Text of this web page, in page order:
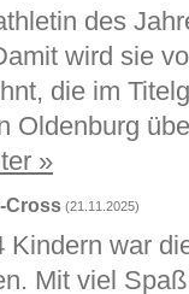
des
wird sie
die im
Oldenburg
»
Cross (21.11.2025)
Kindern war
Mit viel